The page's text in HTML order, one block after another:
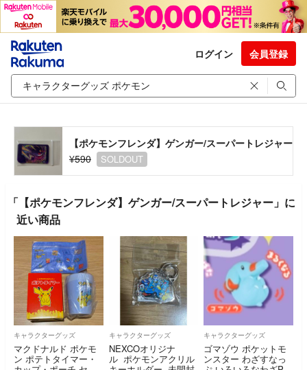
ログイン 会員登録
【ポケモンフレンダ】ゲンガー/スーパートレジャー
¥590
SOLDOUT
「【ポケモンフレンダ】ゲンガー/スーパートレジャー」に
近い商品
キャラクターグッズ
マクドナルド ポケモ
ン ポテトタイマー・
キャラクターグッズ
NEXCOオリジナ
ル ポケモンアクリル
キャラクターグッズ
ゴマゾウ ポケットモ
ンスター わざすなっ